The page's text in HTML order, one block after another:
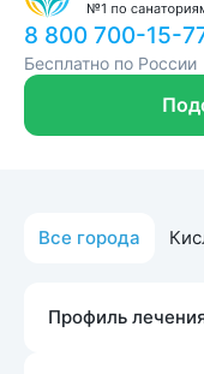
8 800 700-15-
Бесплатно по России
Все города
Профиль